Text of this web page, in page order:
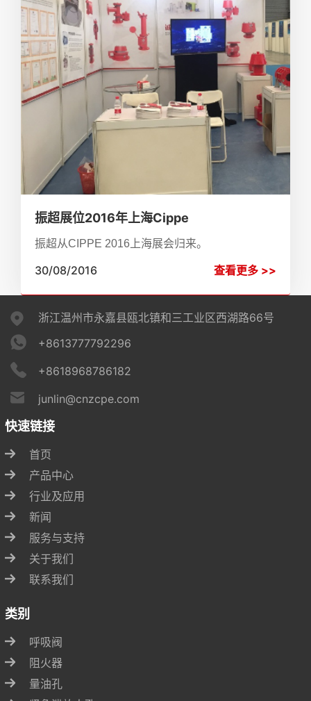
振超展位2016年上海Cippe
振超从CIPPE 2016上海展会归来。
30/08/2016 查看更多 >>
浙江温州市永嘉县瓯北镇和三工业区西湖路66号
+8613777792296
+8618968786182
junlin@cnzcpe.com
快速链接
首页
产品中心
行业及应用
新闻
服务与支持
关于我们
联系我们
类别
呼吸阀
阻火器
量油孔